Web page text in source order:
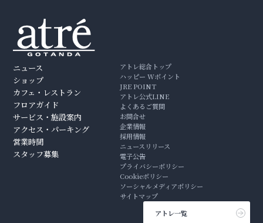
ニュース
ショップ
カフェ・レストラン
フロアガイド
サービス・施設案内
アクセス・パーキング
営業時間
スタッフ募集
アトレ総合トップ
ハッピー Wポイント
JRE POINT
アトレ公式LINE
よくあるご質問
お問合せ
企業情報
採用情報
ニュースリリース
電子公告
プライバシーポリシー
Cookieポリシー
ソーシャルメディアポリシー
サイトマップ
アトレ一覧